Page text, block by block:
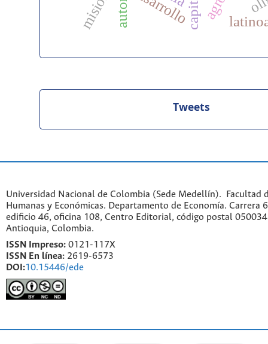
Tweets
Universidad Nacional de Colombia (Sede Medellín). Facultad
Humanas y Económicas. Departamento de Economía. Carrera
edificio 46, oficina 108, Centro Editorial, código postal
Antioquia, Colombia.
ISSN Impreso: 0121-117X
ISSN En línea: 2619-6573
DOI:10.15446/ede